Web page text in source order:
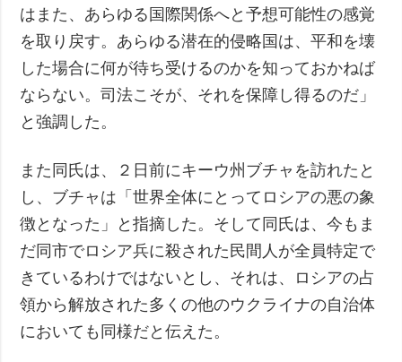
はまた、あらゆる国際関係へと予想可能性の感覚
を取り戻す。あらゆる潜在的侵略国は、平和を壊
した場合に何が待ち受けるのかを知っておかねば
ならない。司法こそが、それを保障し得るのだ」
と強調した。
また同氏は、２日前にキーウ州ブチャを訪れたと
し、ブチャは「世界全体にとってロシアの悪の象
徴となった」と指摘した。そして同氏は、今もま
だ同市でロシア兵に殺された民間人が全員特定で
きているわけではないとし、それは、ロシアの占
領から解放された多くの他のウクライナの自治体
においても同様だと伝えた。